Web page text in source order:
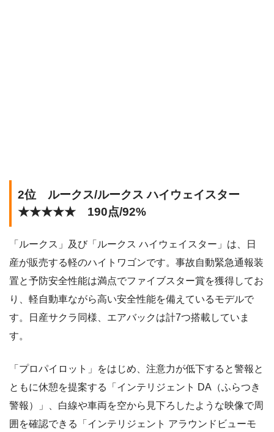
2位 ルークス/ルークス ハイウェイスター
★★★★★ 190点/92%
「ルークス」及び「ルークス ハイウェイスター」は、日
産が販売する軽のハイトワゴンです。事故自動緊急通報装
置と予防安全性能は満点でファイブスター賞を獲得してお
り、軽自動車ながら高い安全性能を備えているモデルで
す。日産サクラ同様、エアバックは計7つ搭載していま
す。
「プロパイロット」をはじめ、注意力が低下すると警報と
ともに休憩を提案する「インテリジェント DA（ふらつき
警報）」、白線や車両を空から見下ろしたような映像で周
囲を確認できる「インテリジェント アラウンドビューモ